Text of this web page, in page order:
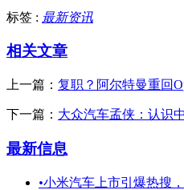
标签 : 最新资讯
相关文章
上一篇： 复职？阿尔特曼重回
下一篇： 大众汽车孟侠：认识
最新信息
•小米汽车上市引爆热搜